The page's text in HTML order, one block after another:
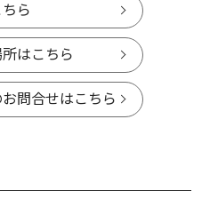
ら
はこちら
問合せはこちら